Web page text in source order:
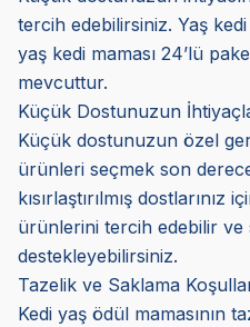
tercih edebilirsiniz. Yaş
yaş kedi maması 24’lü
mevcuttur.
Küçük Dostunuzun
Küçük dostunuzun özel
ürünleri seçmek son
kısırlaştırılmış dostlarınız
ürünlerini tercih edebilir ve
destekleyebilirsiniz.
Tazelik ve Saklama
Kedi yaş ödül mamasının